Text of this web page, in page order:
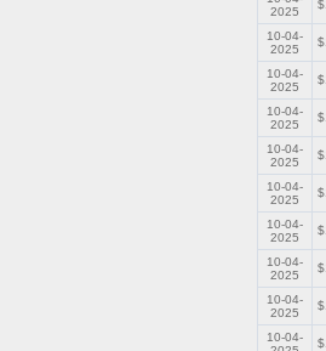
2025
10-04-
2025
10-04-
2025
10-04-
2025
10-04-
2025
10-04-
2025
10-04-
2025
10-04-
2025
10-04-
2025
10-04-